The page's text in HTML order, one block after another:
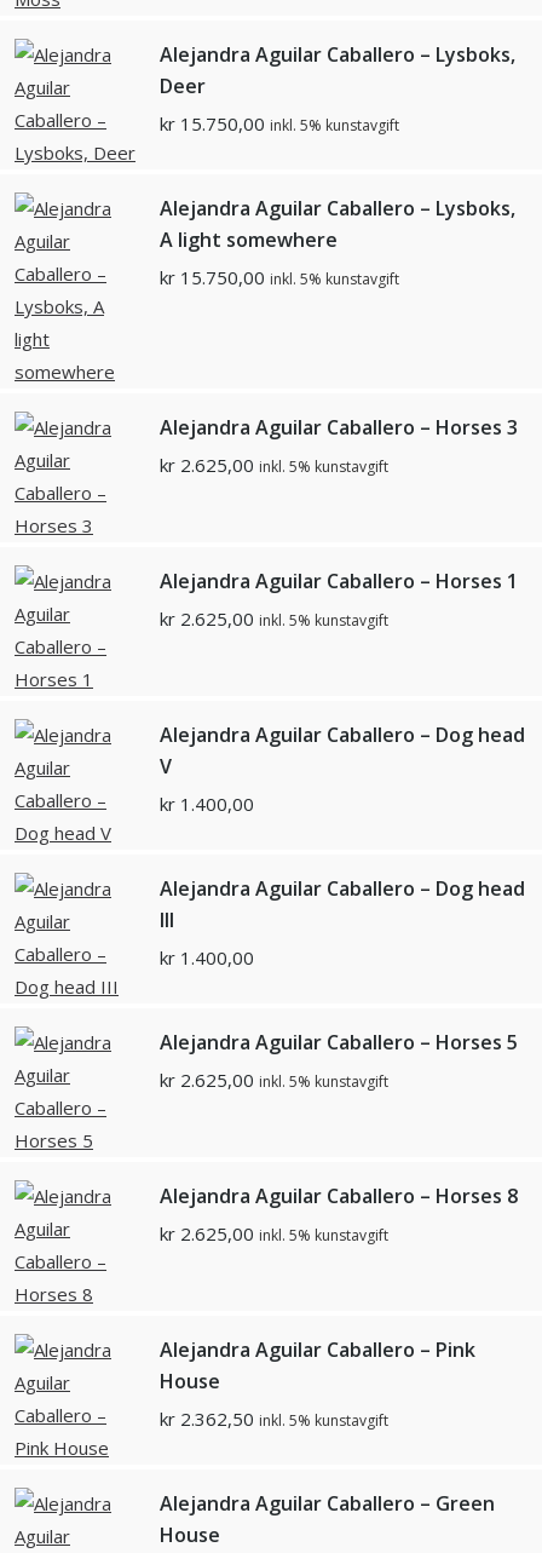
Alejandra Aguilar Caballero – Lysboks,
Deer
kr 15.750,00 inkl. 5% kunstavgift
Alejandra Aguilar Caballero – Lysboks,
A light somewhere
kr 15.750,00 inkl. 5% kunstavgift
Alejandra Aguilar Caballero – Horses 3
kr 2.625,00 inkl. 5% kunstavgift
Alejandra Aguilar Caballero – Horses 1
kr 2.625,00 inkl. 5% kunstavgift
Alejandra Aguilar Caballero – Dog head
V
kr 1.400,00
Alejandra Aguilar Caballero – Dog head
III
kr 1.400,00
Alejandra Aguilar Caballero – Horses 5
kr 2.625,00 inkl. 5% kunstavgift
Alejandra Aguilar Caballero – Horses 8
kr 2.625,00 inkl. 5% kunstavgift
Alejandra Aguilar Caballero – Pink
House
kr 2.362,50 inkl. 5% kunstavgift
Alejandra Aguilar Caballero – Green
House